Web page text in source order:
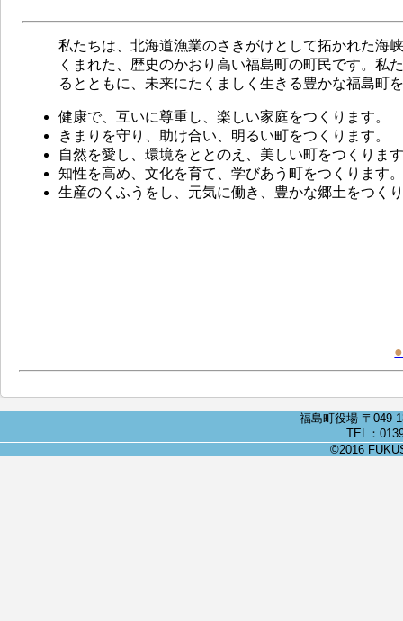
私たちは、北海道漁業のさきがけとして拓かれた海
くまれた、歴史のかおり高い福島町の町民です。私
るとともに、未来にたくましく生きる豊かな福島町
健康で、互いに尊重し、楽しい家庭をつくります。
きまりを守り、助け合い、明るい町をつくります。
自然を愛し、環境をととのえ、美しい町をつくりま
知性を高め、文化を育て、学びあう町をつくります
生産のくふうをし、元気に働き、豊かな郷土をつく
福島町役場 〒049-
TEL：
©2016